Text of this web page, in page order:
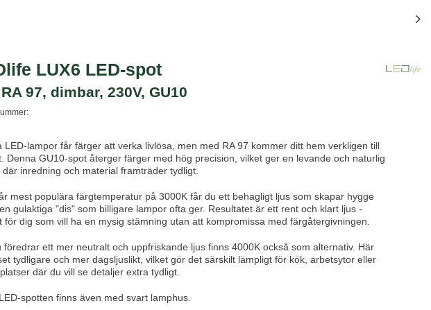
LUX6 LED-spot
97, dimbar, 230V, GU10
LED-lampor får färger att verka livlösa, men med RA 97 kommer ditt hem verkligen till
Denna GU10-spot återger färger med hög precision, vilket ger en levande och naturlig
där inredning och material framträder tydligt.
mest populära färgtemperatur på 3000K får du ett behagligt ljus som skapar hygge
gulaktiga "dis" som billigare lampor ofta ger. Resultatet är ett rent och klart ljus -
för dig som vill ha en mysig stämning utan att kompromissa med färgåtergivningen.
föredrar ett mer neutralt och uppfriskande ljus finns 4000K också som alternativ. Här
tydligare och mer dagsljuslikt, vilket gör det särskilt lämpligt för kök, arbetsytor eller
där du vill se detaljer extra tydligt.
spotten finns även med svart lamphus.